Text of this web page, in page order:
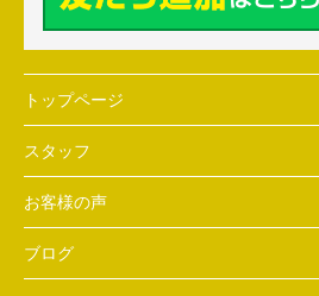
トップページ
スタッフ
お客様の声
ブログ